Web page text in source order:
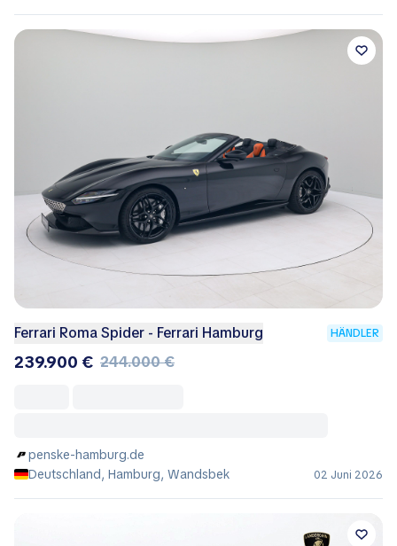
Ferrari Roma Spider - Ferrari Hamburg HÄNDLER
239.900 € 244.000 €
penske-hamburg.de
Deutschland, Hamburg, Wandsbek
02 Juni 2026